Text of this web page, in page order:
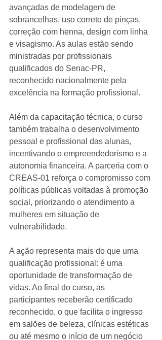
avançadas de modelagem de
sobrancelhas, uso correto de pinças,
correção com henna, design com linha
e visagismo. As aulas estão sendo
ministradas por profissionais
qualificados do Senac-PR,
reconhecido nacionalmente pela
excelência na formação profissional.
Além da capacitação técnica, o curso
também trabalha o desenvolvimento
pessoal e profissional das alunas,
incentivando o empreendedorismo e a
autonomia financeira. A parceria com o
CREAS-01 reforça o compromisso com
políticas públicas voltadas à promoção
social, priorizando o atendimento a
mulheres em situação de
vulnerabilidade.
A ação representa mais do que uma
qualificação profissional: é uma
oportunidade de transformação de
vidas. Ao final do curso, as
participantes receberão certificado
reconhecido, o que facilita o ingresso
em salões de beleza, clínicas estéticas
ou até mesmo o início de um negócio